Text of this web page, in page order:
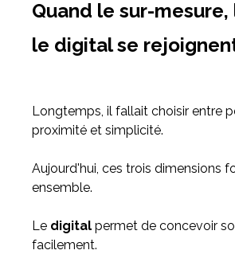
Quand le sur-
le digital se
Longtemps, il fallait choisir entre
proximité et simplicité.
Aujourd'hui, ces trois dimensions
ensemble.
Le digital permet de concevoir
facilement.